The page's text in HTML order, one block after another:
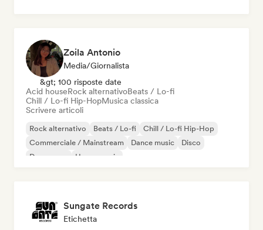
Zoila Antonio
Media/Giornalista
&gt; 100 risposte date
Acid houseRock alternativoBeats / Lo-fi
Chill / Lo-fi Hip-HopMusica classica
Scrivere articoli
Rock alternativo Beats / Lo-fi
Chill / Lo-fi Hip-Hop
Commerciale / Mainstream
Dance music
Disco
Dream pop
House music
Sungate Records
Etichetta